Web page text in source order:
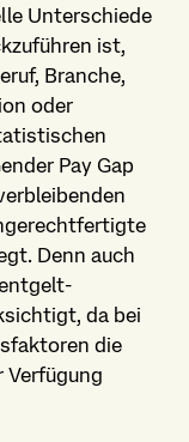
Unterschiede
ist,
Branche,
oder
Pay Gap
Denn auch
entgelt­
da bei
die